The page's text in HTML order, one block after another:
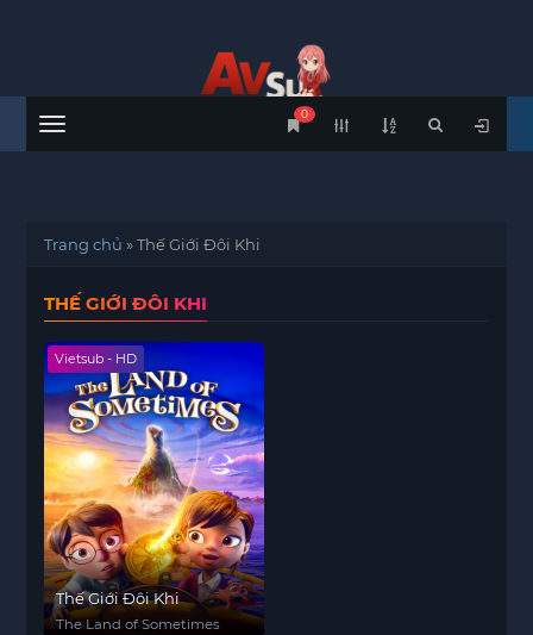
Menu
0
Trang chủ »Thế Giới Đôi Khi
THẾ GIỚI ĐÔI KHI
Vietsub - HD
Thế Giới Đôi Khi
The Land of Sometimes